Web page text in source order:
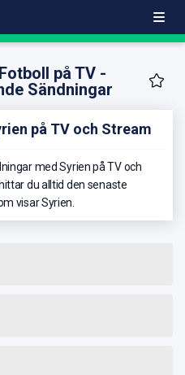
på TV -
Sändningar
på TV och Stream
med Syrien på TV och
du alltid den senaste
visar Syrien.